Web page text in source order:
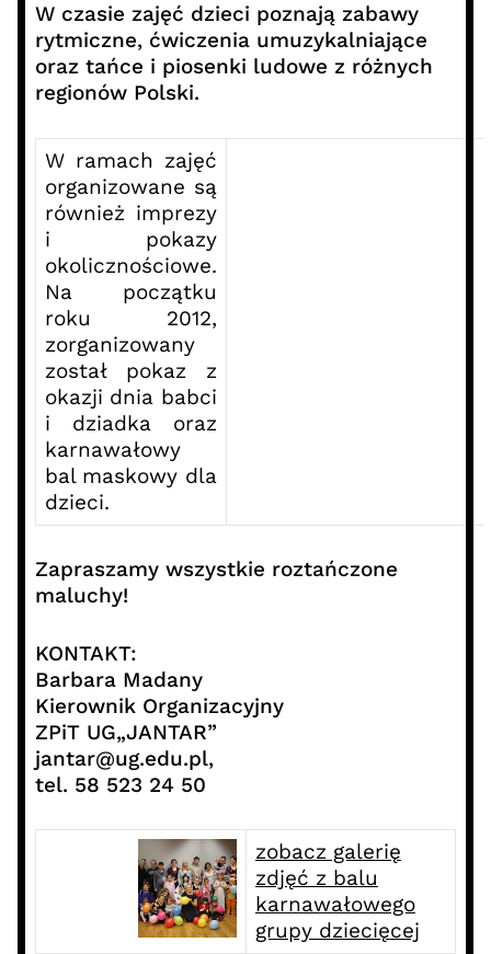
W czasie zajęć dzieci poznają zabawy
rytmiczne, ćwiczenia umuzykalniające
oraz tańce i piosenki ludowe z różnych
regionów Polski.
W ramach zajęć
organizowane są
również imprezy
i pokazy
okolicznościowe.
Na początku
roku 2012,
zorganizowany
został pokaz z
okazji dnia babci
i dziadka oraz
karnawałowy
bal maskowy dla
dzieci.
Zapraszamy wszystkie roztańczone
maluchy!
KONTAKT:
Barbara Madany
Kierownik Organizacyjny
ZPiT UG„JANTAR”
jantar@ug.edu.pl,
tel. 58 523 24 50
zobacz galerię
zdjęć z balu
karnawałowego
grupy dziecięcej